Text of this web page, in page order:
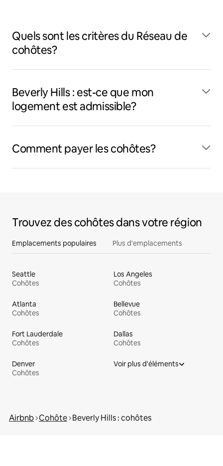
Quels sont les critères du Réseau de
cohôtes?
Beverly Hills : est-ce que mon
logement est admissible?
Comment payer les cohôtes?
Trouvez des cohôtes dans votre région
Emplacements populaires Plus d'emplacements
Seattle
Cohôtes
Los Angeles
Cohôtes
Atlanta
Cohôtes
Bellevue
Cohôtes
Fort Lauderdale
Cohôtes
Dallas
Cohôtes
Denver
Cohôtes
Voir plus d'éléments
Airbnb Cohôte Beverly Hills : cohôtes